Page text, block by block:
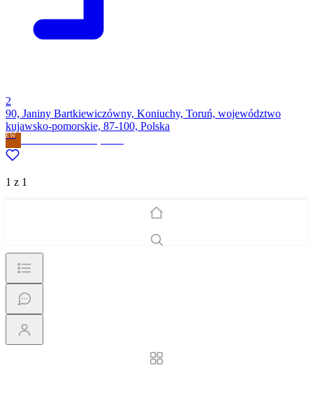
2
90, Janiny Bartkiewiczówny, Koniuchy, Toruń, województwo
kujawsko-pomorskie, 87-100, Polska
EW
1 z 1